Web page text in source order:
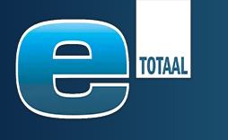
HOME
PRODUCTNIEUWS
ACHTERGROND